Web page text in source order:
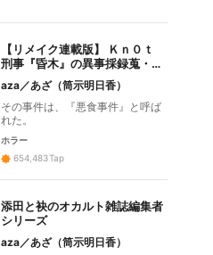
【リメイク連載版】 Ｋｎ０ｔ
刑事『昏木』の異事採録蒐・
「悪食事件」
aza／あざ（筒示明日香）
その事件は、『悪食事件』と呼ば
れた。
ホラー
654,483Tap
添田と袂のオカルト雑誌編集者
シリーズ
aza／あざ（筒示明日香）